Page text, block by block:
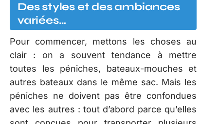
Des styles et des ambiances
variées…
Pour commencer, mettons les choses au
clair : on a souvent tendance à mettre
toutes les péniches, bateaux-mouches et
autres bateaux dans le même sac. Mais les
péniches ne doivent pas être confondues
avec les autres : tout d’abord parce qu’elles